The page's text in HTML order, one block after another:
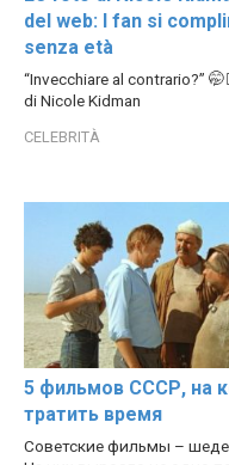
del web: I fan si
senza età
“Invecchiare al contrario?”
di Nicole Kidman
CELEBRITÀ
5 фильмов СССР, на
тратить время
Советские фильмы –